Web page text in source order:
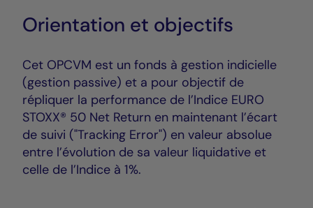
Orientation et objectifs
Cet OPCVM est un fonds à gestion indicielle
(gestion passive) et a pour objectif de
répliquer la performance de l’Indice EURO
STOXX® 50 Net Return en maintenant l’écart
de suivi ("Tracking Error") en valeur absolue
entre l’évolution de sa valeur liquidative et
celle de l’Indice à 1%.